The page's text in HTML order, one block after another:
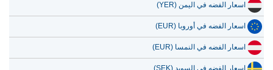
اسعار الفضه في اليمن (YER)
اسعار الفضه في أوروبا (EUR)
اسعار الفضه في النمسا (EUR)
اسعار الفضه في السويد (SEK)